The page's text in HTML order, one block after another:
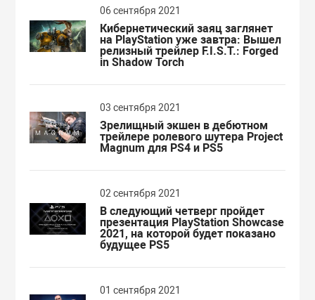
06 сентября 2021
Кибернетический заяц заглянет
на PlayStation уже завтра: Вышел
релизный трейлер F.I.S.T.: Forged
in Shadow Torch
03 сентября 2021
Зрелищный экшен в дебютном
трейлере ролевого шутера Project
Magnum для PS4 и PS5
02 сентября 2021
В следующий четверг пройдет
презентация PlayStation Showcase
2021, на которой будет показано
будущее PS5
01 сентября 2021